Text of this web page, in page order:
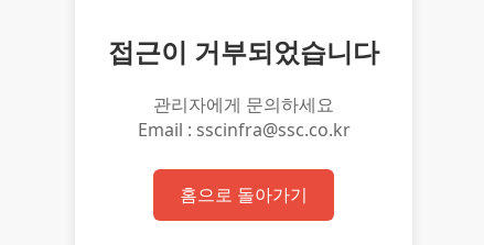
접근이 거부되었습니다
관리자에게 문의하세요
Email : sscinfra@ssc.co.kr
홈으로 돌아가기